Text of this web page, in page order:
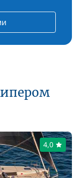
4,0